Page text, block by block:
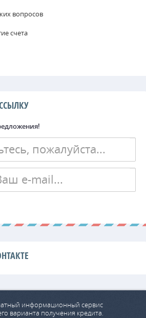
вопросов
счета
информационный сервис
варианта получения кредита.